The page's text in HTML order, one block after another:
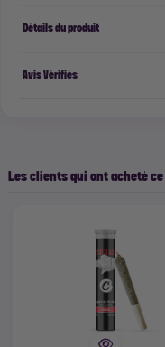
Détails du produit
Avis Vérifiés
Les clients qui ont acheté